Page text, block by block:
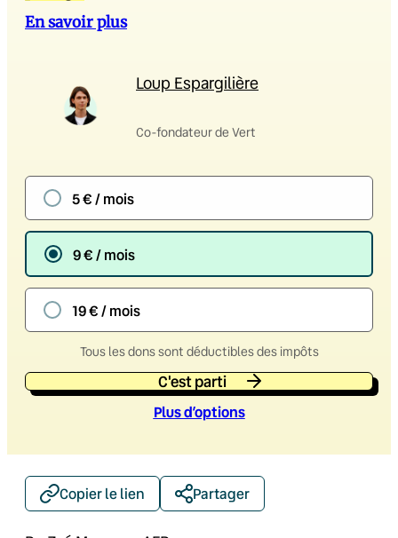
En savoir plus
Loup Espargilière
Co-fondateur de Vert
5 € / mois
9 € / mois
19 € / mois
Tous les dons sont déductibles des impôts
C'est parti
Plus d’options
Copier le lien Partager